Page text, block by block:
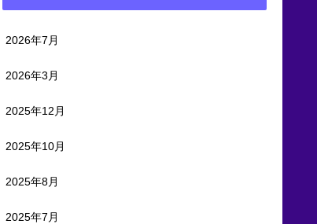
2026年7月
2026年3月
2025年12月
2025年10月
2025年8月
2025年7月